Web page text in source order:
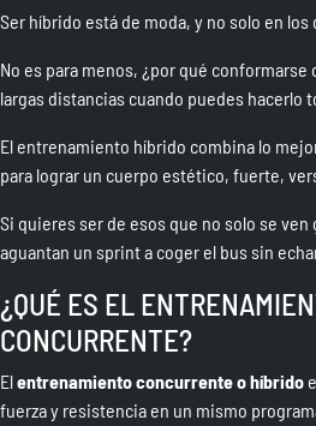
Ser híbrido está de moda, y no solo en los
No es para menos, ¿por qué
largas distancias cuando puedes hacerlo
El entrenamiento híbrido combina lo
para lograr un cuerpo estético, fuerte,
Si quieres ser de esos que no solo se
aguantan un sprint a coger el bus sin
¿QUÉ ES EL
CONCURRENTE?
Elentrenamiento concurrente o híbrido
fuerza y resistencia en un mismo